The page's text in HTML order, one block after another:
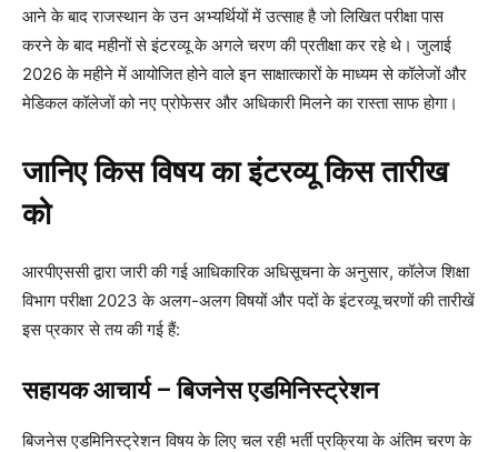
आने के बाद राजस्थान के उन अभ्यर्थियों में उत्साह है जो लिखित परीक्षा पास
करने के बाद महीनों से इंटरव्यू के अगले चरण की प्रतीक्षा कर रहे थे। जुलाई
2026 के महीने में आयोजित होने वाले इन साक्षात्कारों के माध्यम से कॉलेजों और
मेडिकल कॉलेजों को नए प्रोफेसर और अधिकारी मिलने का रास्ता साफ होगा।
जानिए किस विषय का इंटरव्यू किस तारीख
को
आरपीएससी द्वारा जारी की गई आधिकारिक अधिसूचना के अनुसार, कॉलेज शिक्षा
विभाग परीक्षा 2023 के अलग-अलग विषयों और पदों के इंटरव्यू चरणों की तारीखें
इस प्रकार से तय की गई हैं:
सहायक आचार्य – बिजनेस एडमिनिस्ट्रेशन
बिजनेस एडमिनिस्ट्रेशन विषय के लिए चल रही भर्ती प्रक्रिया के अंतिम चरण के